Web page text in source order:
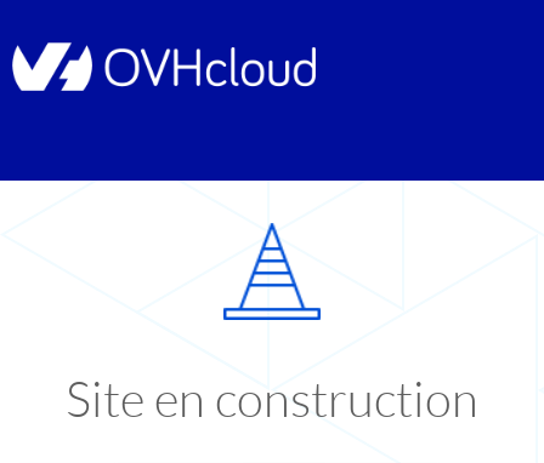
Site en construction